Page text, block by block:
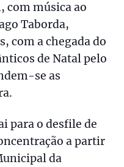
com música ao
Taborda,
com a chegada do
de Natal pelo
se as
para o desfile de
a partir
da